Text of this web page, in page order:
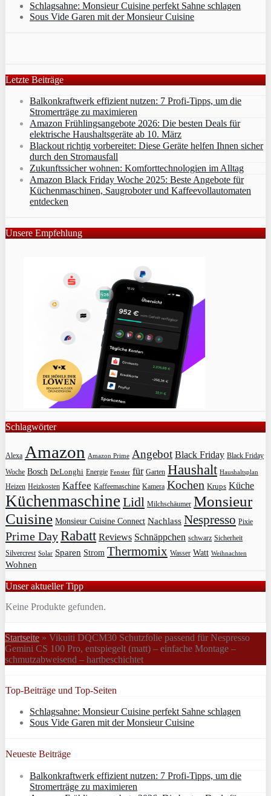
Schlagsahne: Monsieur Cuisine perfekt Sahne schlagen
Sous Vide Garen mit der Monsieur Cuisine
Letzte Beiträge
Balkonkraftwerk effizient nutzen: 7 Profi-Tipps, um die
Stromerträge zu maximieren
Amazon Frühlingsangebote 2026: Die besten Deals für
elektrische Haushaltsgeräte ab 10. März
Blackout richtig vorbereitet: Diese Geräte helfen Ihnen sicher
durch den Stromausfall
Zukunftssicher wohnen: Komforttechnologien im Alltag
Amazon Black Friday Woche 2025: Beste Angebote für
Küchenmaschinen, Saugroboter und Kaffeevollautomaten
entdecken
Unsere Empfehlung
Schlagwörter
Alexa Amazon Amazon Prime Angebot Black Friday Black Friday
Woche Bosch DeLonghi Energie Fenster für Garten Haushalt Haushaltsplan
Heizen Heizkosten Kaffee Kaffeemaschine Kamera Kochen Krups Küche
Küchenmaschine Lidl Milchschäumer Monsieur
Cuisine Monsieur Cuisine Connect Nachlass Nespresso Pixie
Prime DayRabatt Reviews Schnäppchen schwarz Sicherheit
Silvercrest Solar Sparen Strom Thermomix Wasser Watt Weihnachten
Wohnen
Unser aktueller Tipp
Keine Produkte gefunden.
Startseite » Vikuiti DQCM30 Schutzfolie passend für Nespresso
Gemini CS 100 Pro, entspiegelt (matt) – einfache Montage –
schmutzabweisend – hartbeschichtet
Top-Beiträge und Top-Seiten
Schlagsahne: Monsieur Cuisine perfekt Sahne schlagen
Sous Vide Garen mit der Monsieur Cuisine
Neueste Beiträge
Balkonkraftwerk effizient nutzen: 7 Profi-Tipps, um die
Stromerträge zu maximieren